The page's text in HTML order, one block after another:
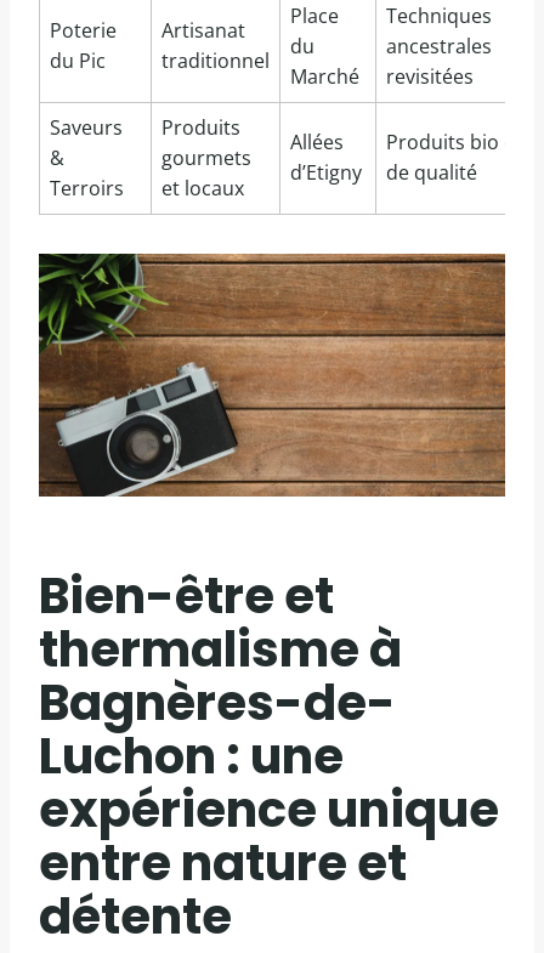
Poterie
du Pic
Artisanat
traditionnel
Place
du
Marché
Techniques
ancestrales
revisitées
Saveurs
&
Terroirs
Produits
gourmets
et locaux
Allées
d’Etigny
Produits bio et
de qualité
Bien-être et
thermalisme à
Bagnères-de-
Luchon : une
expérience unique
entre nature et
détente